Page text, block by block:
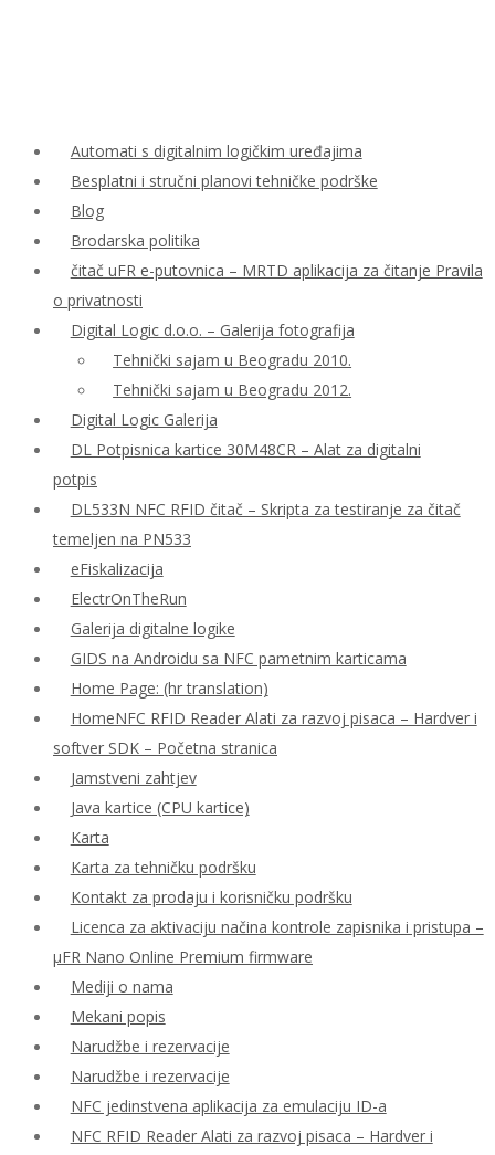
Automati s digitalnim logičkim uređajima
Besplatni i stručni planovi tehničke podrške
Blog
Brodarska politika
čitač uFR e-putovnica – MRTD aplikacija za čitanje Pravila
o privatnosti
Digital Logic d.o.o. – Galerija fotografija
Tehnički sajam u Beogradu 2010.
Tehnički sajam u Beogradu 2012.
Digital Logic Galerija
DL Potpisnica kartice 30M48CR – Alat za digitalni
potpis
DL533N NFC RFID čitač – Skripta za testiranje za čitač
temeljen na PN533
eFiskalizacija
ElectrOnTheRun
Galerija digitalne logike
GIDS na Androidu sa NFC pametnim karticama
Home Page: (hr translation)
HomeNFC RFID Reader Alati za razvoj pisaca – Hardver i
softver SDK – Početna stranica
Jamstveni zahtjev
Java kartice (CPU kartice)
Karta
Karta za tehničku podršku
Kontakt za prodaju i korisničku podršku
Licenca za aktivaciju načina kontrole zapisnika i pristupa –
μFR Nano Online Premium firmware
Mediji o nama
Mekani popis
Narudžbe i rezervacije
Narudžbe i rezervacije
NFC jedinstvena aplikacija za emulaciju ID-a
NFC RFID Reader Alati za razvoj pisaca – Hardver i